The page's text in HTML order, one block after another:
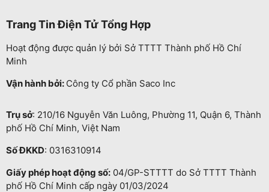
Trang Tin Điện Tử Tổng Hợp
Hoạt động được quản lý bởi Sở TTTT Thành phố Hồ Chí
Minh
Vận hành bởi: Công ty Cổ phần Saco Inc
Trụ sở: 210/16 Nguyễn Văn Luông, Phường 11, Quận 6, Thành
phố Hồ Chí Minh, Việt Nam
Số ĐKKD: 0316310914
Giấy phép hoạt động số: 04/GP-STTTT do Sở TTTT Thành
phố Hồ Chí Minh cấp ngày 01/03/2024